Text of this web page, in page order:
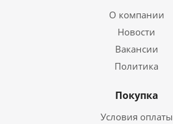
О компании
Новости
Вакансии
Политика
Покупка
Условия оплаты